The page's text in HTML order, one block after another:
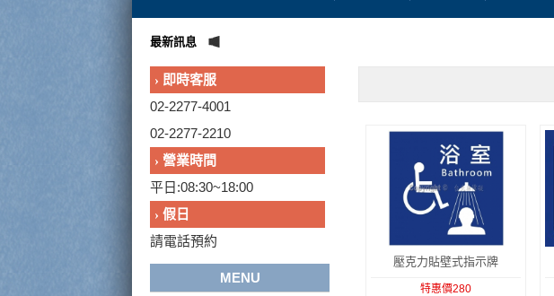
最新訊息
› 即時客服
02-2277-4001
02-2277-2210
› 營業時間
平日:08:30~18:00
› 假日
請電話預約
MENU
壓克力貼壁式指示牌
特惠價280